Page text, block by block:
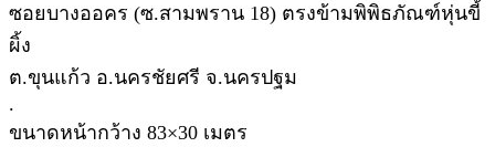
ซอยบางออคร (ซ.สามพราน 18) ตรงข้ามพิพิธภัณฑ์หุ่นขี้
ผิ้ง
ต.ขุนแก้ว อ.นครชัยศรี จ.นครปฐม
.
ขนาดหน้ากว้าง 83×30 เมตร